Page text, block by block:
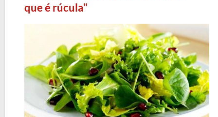
que é rúcula"